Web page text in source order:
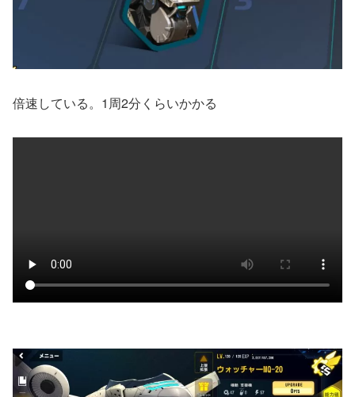
倍速している。1周2分くらいかかる